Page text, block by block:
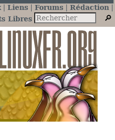
Liens Forums
Rédaction
Libres